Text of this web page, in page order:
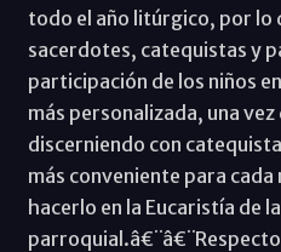
todo el año litúrgico, por lo
sacerdotes, catequistas y
participación de los niños
más personalizada, una
discerniendo con
más conveniente para cada
hacerlo en la Eucaristía de